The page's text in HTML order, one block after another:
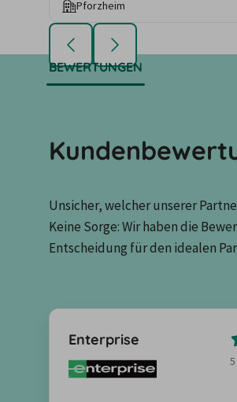
Pforzheim
BEWERTUNGEN
Unsicher, welcher unserer
Keine Sorge: Wir haben die
Entscheidung für den idealen
Enterprise